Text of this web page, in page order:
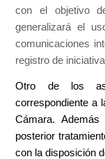
con el objetivo
generalizará el
comunicaciones
registro de
Otro de los
correspondiente a
Cámara.
posterior
con la disposición